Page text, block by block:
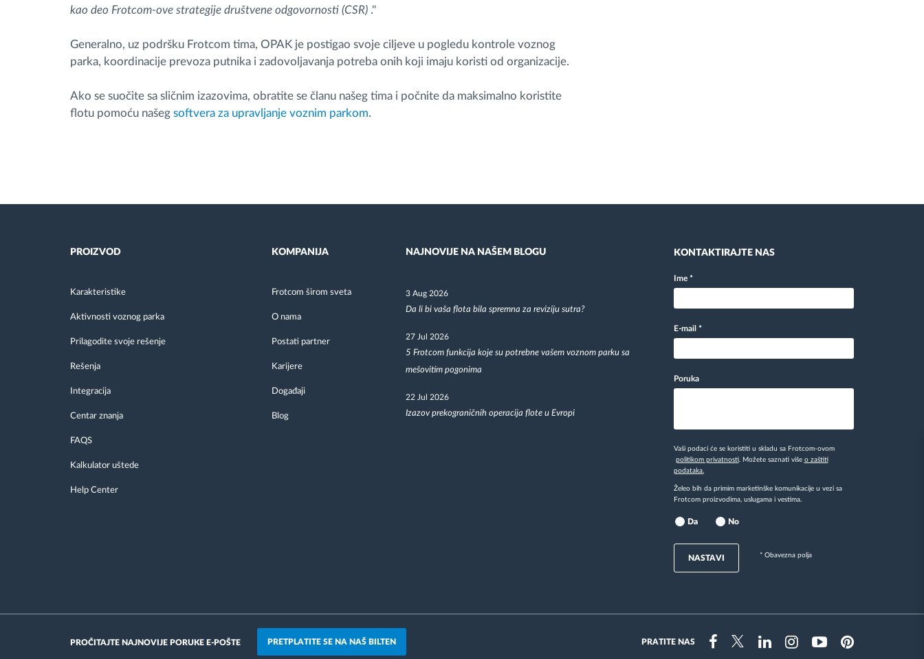
kao deo Frotcom-ove strategije društvene odgovornosti (CSR) ."
Generalno, uz podršku Frotcom tima, OPAK je postigao svoje ciljeve u pogledu kontrole voznog
parka, koordinacije prevoza putnika i zadovoljavanja potreba onih koji imaju koristi od organizacije.
Ako se suočite sa sličnim izazovima, obratite se članu našeg tima i počnite da maksimalno koristite
flotu pomoću našeg softvera za upravljanje voznim parkom.
PROIZVOD
Karakteristike
Aktivnosti voznog parka
Prilagodite svoje rešenje
Rešenja
Integracija
Centar znanja
FAQS
Kalkulator uštede
Help Center
KOMPANIJA
Frotcom širom sveta
O nama
Postati partner
Karijere
Događaji
Blog
NAJNOVIJE NA NAŠEM BLOGU
3 Aug 2026
Da li bi vaša flota bila spremna za reviziju sutra?
27 Jul 2026
5 Frotcom funkcija koje su potrebne vašem voznom parku sa
mešovitim pogonima
22 Jul 2026
Izazov prekograničnih operacija flote u Evropi
KONTAKTIRAJTE NAS
Ime *
E-mail *
Poruka
Vaši podaci će se koristiti u skladu sa Frotcom-ovom
politikom privatnosti. Možete saznati više o zaštiti
podataka.
Želeo bih da primim marketinške komunikacije u vezi sa
Frotcom proizvodima, uslugama i vestima.
Da No
NASTAVI * Obavezna polja
PROČITAJTE NAJNOVIJE PORUKE E-POŠTE PRETPLATITE SE NA NAŠ BILTEN PRATITE NAS
FacebookTwitterLinkedinInstragramYoutubePinterest